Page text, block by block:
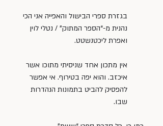
בגזרת ספרי הבישול והאפייה אני הכי
נהנית מ-“הספר המתוק” / נטלי לוין
ואפרת ליכטנשטט.
אין מתכון אחד שניסיתי מתוכו אשר
איכזב. והוא יפה בטירוף. אי אפשר
להפסיק להביט בתמונות הנהדרות
שבו.